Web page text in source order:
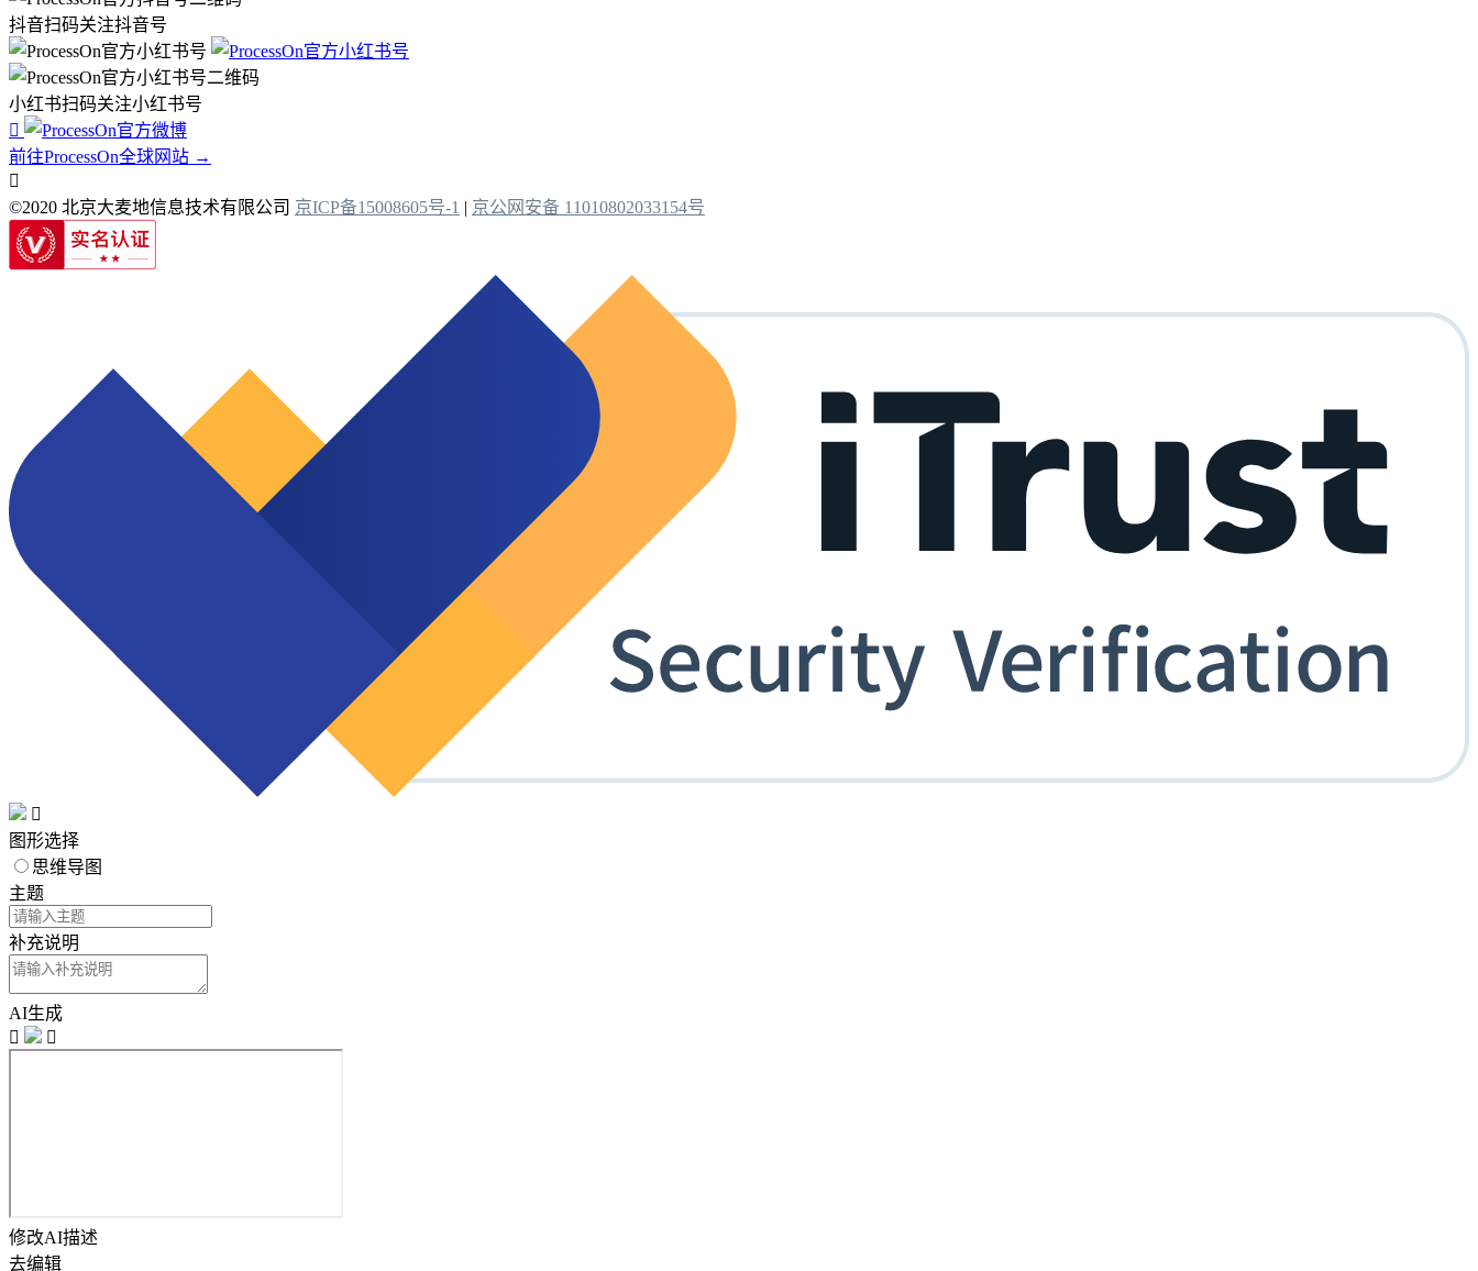
抖音扫码关注抖音号
小红书扫码关注小红书号

前往ProcessOn全球网站 →

©2020 北京大麦地信息技术有限公司 京ICP备15008605号-1 | 京公网安备 11010802033154号

图形选择
思维导图
主题
补充说明
AI生成


修改AI描述
去编辑